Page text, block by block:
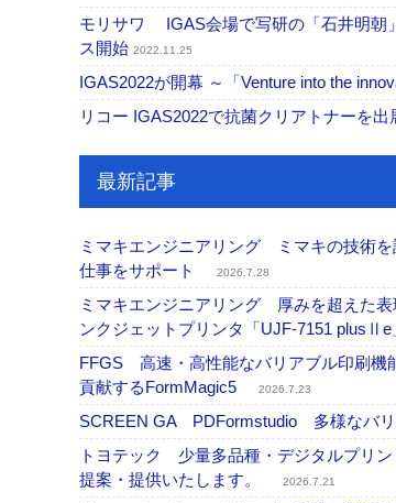
モリサワ IGAS会場で写研の「石井明朝
ス開始 2022.11.25
IGAS2022が開幕 ～「Venture into the
リコー IGAS2022で抗菌クリアトナーを
最新記事
ミマキエンジニアリング ミマキの技術
仕事をサポート
2026.7.28
ミマキエンジニアリング 厚みを超えた
ンクジェットプリンタ「UJF-7151 plusⅡe
FFGS 高速・高性能なバリアブル印刷機
貢献するFormMagic5
2026.7.23
SCREEN GA PDFormstudio 多様なバリ
トヨテック 少量多品種・デジタルプリ
提案・提供いたします。
2026.7.21